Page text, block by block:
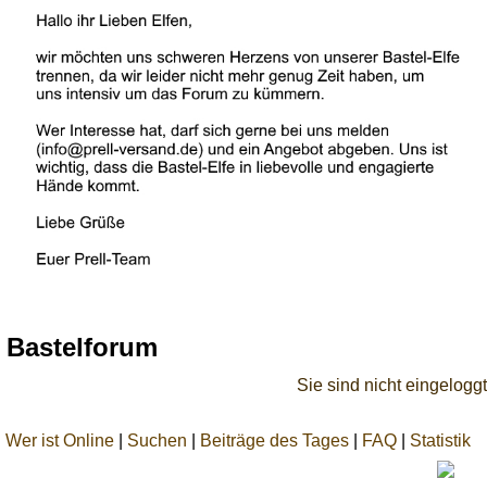
Bastelforum
Sie sind nicht eingeloggt
Wer ist Online Suchen Beiträge des Tages FAQ Statistik